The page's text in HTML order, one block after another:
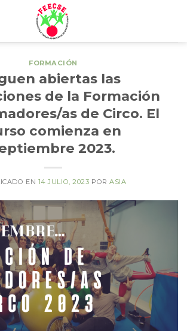
FORMACIÓN
abiertas las
de la Formación
as de Circo. El
comienza en
2023.
EN 14 JULIO, 2023 PORASIA